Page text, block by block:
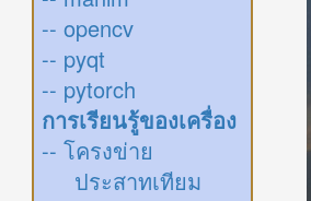
-- opencv
-- pyqt
-- pytorch
การเรียนรู้ของเครื่อง
-- โครงข่าย
ประสาทเทียม